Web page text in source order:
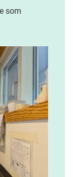
som